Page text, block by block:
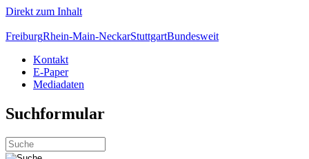
Direkt zum Inhalt
FreiburgRhein-Main-NeckarStuttgartBundesweit
Kontakt
E-Paper
Mediadaten
Suchformular